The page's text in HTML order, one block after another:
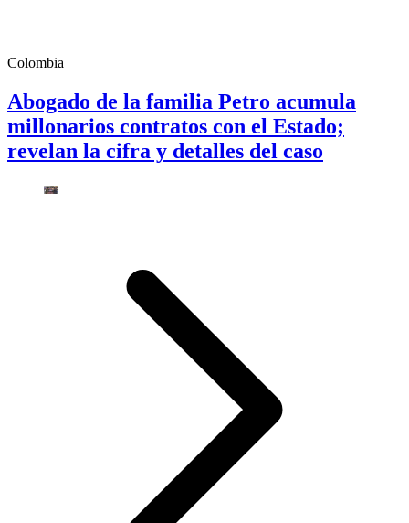
Colombia
Abogado de la familia Petro acumula
millonarios contratos con el Estado;
revelan la cifra y detalles del caso